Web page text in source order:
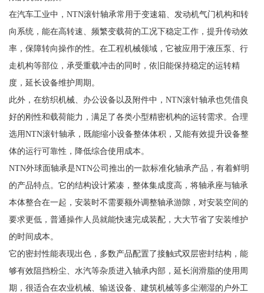
在汽车工业中，NTN滚针轴承常用于变速箱、发动机气门机构和转
向系统，能在高转速、频繁变载荷的工况下稳定工作，提升传动效
率，保障转向操作的性。在工程机械领域，它被应用于液压泵、行
走机构等部位，承受重载冲击的同时，依旧能保持稳定的运转精
度，延长设备维护周期。
此外，在纺织机械、办公设备以及附件中，NTN滚针轴承也凭借良
好的刚性和载荷能力，满足了各类小型精密机构的运转需求。合理
选用NTN滚针轴承，既能缩小设备整体体积，又能有效提升设备整
体的运行可靠性，降低综合使用成本。
NTN外球面轴承是NTN公司推出的一款标准化轴承产品，有着鲜明
的产品特点。它的结构设计紧凑，整体集成度高，将轴承座与轴承
本体整合在一起，安装时不需要额外调整轴承游隙，对安装空间的
要求更低，普通操作人员就能快速完成装配，大大节省了安装维护
的时间成本。
它的密封性能表现出色，多数产品配置了接触式双层密封结构，能
够有效阻挡粉尘、水汽等杂质进入轴承内部，延长润滑脂的使用周
期，很适合在农业机械、输送设备、建筑机械等多尘潮湿的户外工